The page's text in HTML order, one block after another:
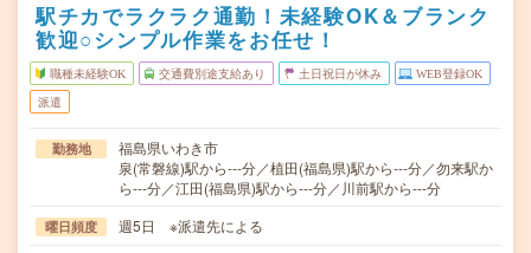
駅チカでラクラク通勤！未経験OK＆ブランク
歓迎○シンプル作業をお任せ！
職種未経験OK 交通費別途支給あり 土日祝日が休み WEB登録OK
派遣
勤務地
福島県いわき市
泉(常磐線)駅から---分／植田(福島県)駅から---分／勿来駅か
ら---分／江田(福島県)駅から---分／川前駅から---分
曜日頻度 週5日 ※派遣先による